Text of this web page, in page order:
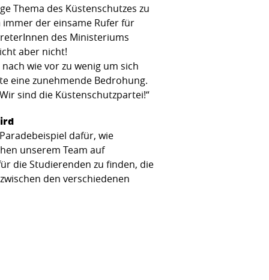
Thema des Küstenschutzes zu
der einsame Rufer für
des Ministeriums
aber nicht!
wie vor zu wenig um sich
eine zunehmende Bedrohung.
sind die Küstenschutzpartei!“
dafür, wie
unserem Team auf
die Studierenden zu finden, die
den verschiedenen